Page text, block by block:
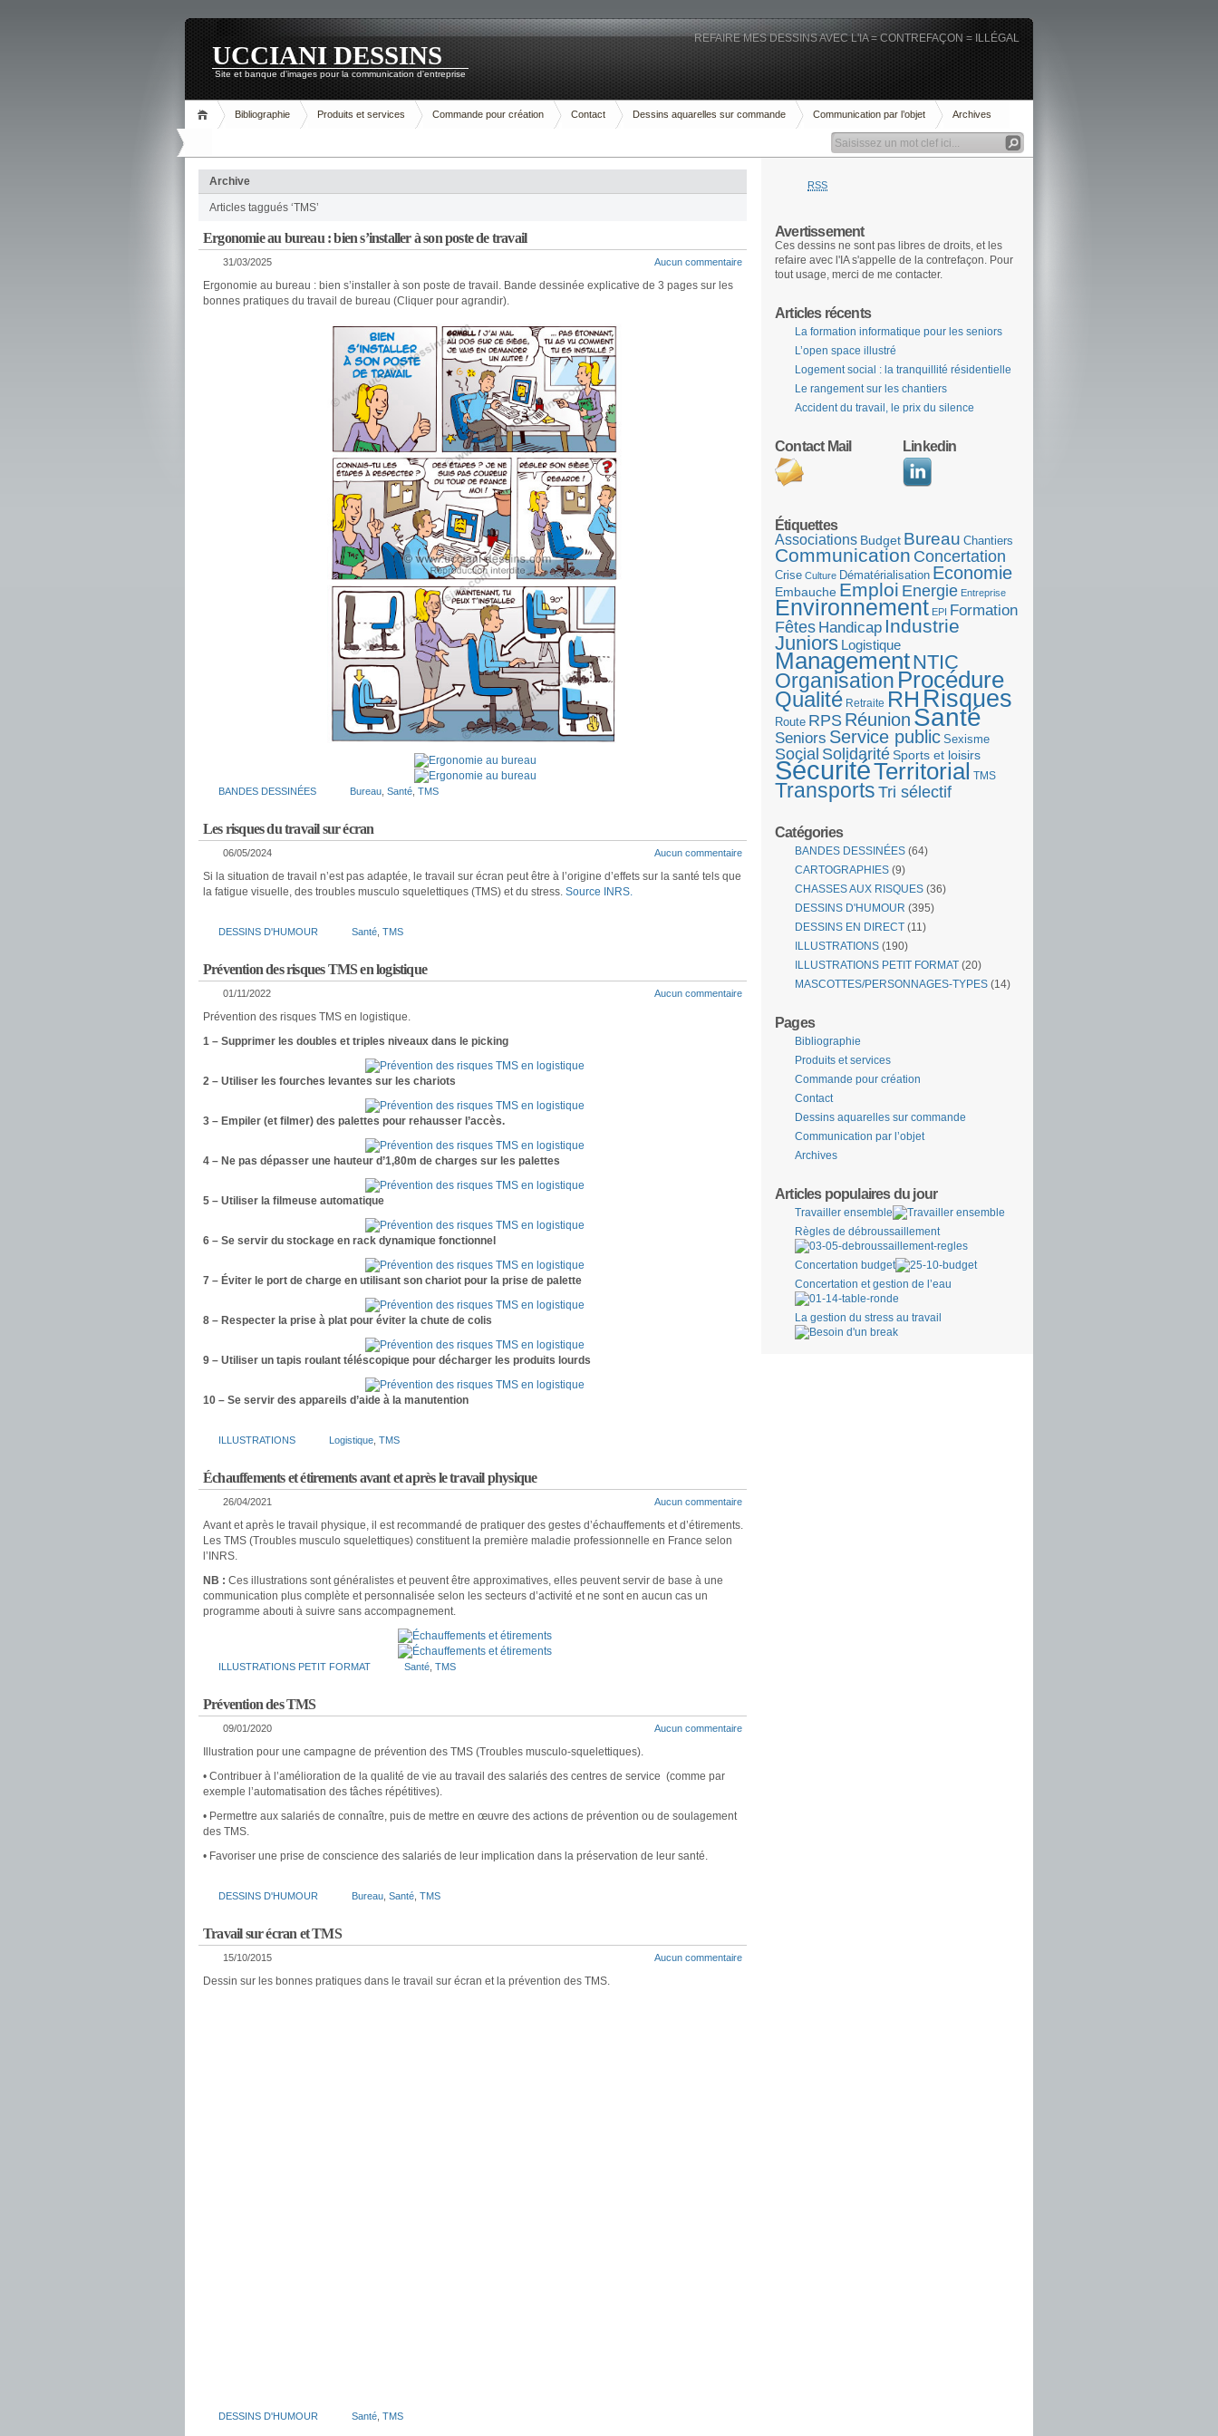
REFAIRE MES DESSINS AVEC L'IA = CONTREFAÇON = ILLÉGAL
UCCIANI DESSINS
Site et banque d'images pour la communication d'entreprise
Bibliographie Produits et services Commande pour création Contact Dessins aquarelles sur commande Communication par l’objet Archives
Archive
Articles taggués ‘TMS’
Ergonomie au bureau : bien s’installer à son poste de travail
31/03/2025 Aucun commentaire
Ergonomie au bureau : bien s’installer à son poste de travail. Bande dessinée explicative de 3 pages sur les
bonnes pratiques du travail de bureau (Cliquer pour agrandir).
BANDES DESSINÉES Bureau Santé TMS
Les risques du travail sur écran
06/05/2024 Aucun commentaire
Si la situation de travail n’est pas adaptée, le travail sur écran peut être à l’origine d’effets sur la santé tels que
la fatigue visuelle, des troubles musculo squelettiques (TMS) et du stress. Source INRS.
DESSINS D'HUMOUR Santé TMS
Prévention des risques TMS en logistique
01/11/2022 Aucun commentaire
Prévention des risques TMS en logistique.
1 – Supprimer les doubles et triples niveaux dans le picking
2 – Utiliser les fourches levantes sur les chariots
3 – Empiler (et filmer) des palettes pour rehausser l’accès.
4 – Ne pas dépasser une hauteur d’1,80m de charges sur les palettes
5 – Utiliser la filmeuse automatique
6 – Se servir du stockage en rack dynamique fonctionnel
7 – Éviter le port de charge en utilisant son chariot pour la prise de palette
8 – Respecter la prise à plat pour éviter la chute de colis
9 – Utiliser un tapis roulant téléscopique pour décharger les produits lourds
10 – Se servir des appareils d’aide à la manutention
ILLUSTRATIONS Logistique TMS
Échauffements et étirements avant et après le travail physique
26/04/2021 Aucun commentaire
Avant et après le travail physique, il est recommandé de pratiquer des gestes d’échauffements et d’étirements.
Les TMS (Troubles musculo squelettiques) constituent la première maladie professionnelle en France selon
l’INRS.
NB : Ces illustrations sont généralistes et peuvent être approximatives, elles peuvent servir de base à une
communication plus complète et personnalisée selon les secteurs d’activité et ne sont en aucun cas un
programme abouti à suivre sans accompagnement.
ILLUSTRATIONS PETIT FORMAT Santé TMS
Prévention des TMS
09/01/2020 Aucun commentaire
Illustration pour une campagne de prévention des TMS (Troubles musculo-squelettiques).
• Contribuer à l’amélioration de la qualité de vie au travail des salariés des centres de service (comme par
exemple l’automatisation des tâches répétitives).
• Permettre aux salariés de connaître, puis de mettre en œuvre des actions de prévention ou de soulagement
des TMS.
• Favoriser une prise de conscience des salariés de leur implication dans la préservation de leur santé.
DESSINS D'HUMOUR Bureau Santé TMS
Travail sur écran et TMS
15/10/2015 Aucun commentaire
Dessin sur les bonnes pratiques dans le travail sur écran et la prévention des TMS.
DESSINS D'HUMOUR Santé TMS
RSS
Avertissement
Ces dessins ne sont pas libres de droits, et les
refaire avec l'IA s'appelle de la contrefaçon. Pour
tout usage, merci de me contacter.
Articles récents
La formation informatique pour les seniors
L’open space illustré
Logement social : la tranquillité résidentielle
Le rangement sur les chantiers
Accident du travail, le prix du silence
Linkedin
Contact Mail
Étiquettes
Associations Budget Bureau Chantiers
Communication Concertation
Crise Culture Dématérialisation Economie
Embauche Emploi Energie Entreprise
Environnement EPI Formation
Fêtes Handicap Industrie
Juniors Logistique
ManagementNTIC
Organisation Procédure
Qualité Retraite RH Risques
Route RPS Réunion Santé
Seniors Service public Sexisme
Social SolidaritéSports et loisirs
SécuritéTerritorial TMS
TransportsTri sélectif
Catégories
BANDES DESSINÉES (64)
CARTOGRAPHIES (9)
CHASSES AUX RISQUES (36)
DESSINS D'HUMOUR (395)
DESSINS EN DIRECT (11)
ILLUSTRATIONS (190)
ILLUSTRATIONS PETIT FORMAT (20)
MASCOTTES/PERSONNAGES-TYPES (14)
Pages
Bibliographie
Produits et services
Commande pour création
Contact
Dessins aquarelles sur commande
Communication par l’objet
Archives
Articles populaires du jour
Travailler ensemble
Règles de débroussaillement
Concertation budget
Concertation et gestion de l’eau
La gestion du stress au travail